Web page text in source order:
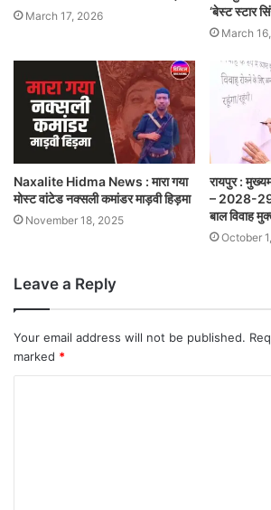
March 17, 2026
‘बेस्ट स्टार
March
Naxalite Hidma News : मारा गया
मोस्ट वांटेड नक्सली कमांडर माड़वी हिड़मा
November 18, 2025
रायपुर :
– 2028-29
बाल विवाह
October
Leave a Reply
Your email address will not be published.
marked *